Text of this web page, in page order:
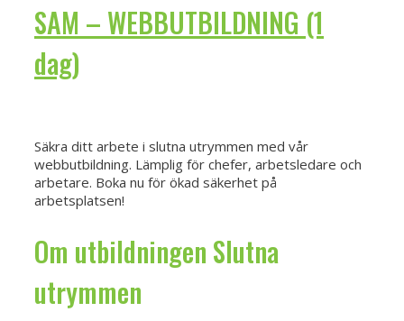
SAM – WEBBUTBILDNING (1
dag)
Säkra ditt arbete i slutna utrymmen med vår
webbutbildning. Lämplig för chefer, arbetsledare och
arbetare. Boka nu för ökad säkerhet på
arbetsplatsen!
Om utbildningen Slutna
utrymmen